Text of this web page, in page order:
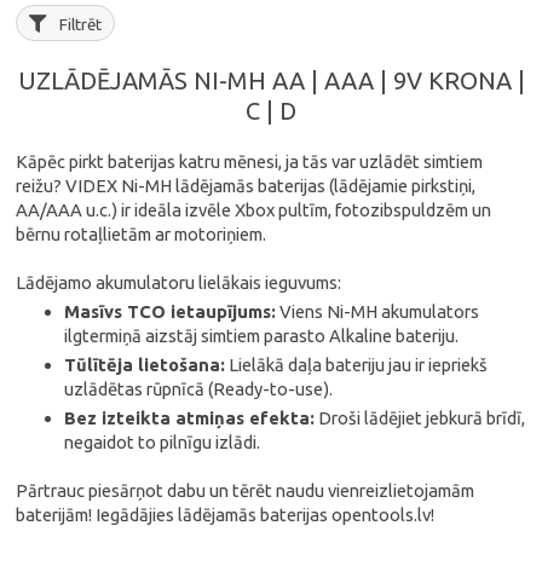
Filtrēt
UZLĀDĒJAMĀS NI-MH AA | AAA | 9V KRONA |
C | D
Kāpēc pirkt baterijas katru mēnesi, ja tās var uzlādēt simtiem
reižu? VIDEX Ni-MH lādējamās baterijas (lādējamie pirkstiņi,
AA/AAA u.c.) ir ideāla izvēle Xbox pultīm, fotozibspuldzēm un
bērnu rotaļlietām ar motoriņiem.
Lādējamo akumulatoru lielākais ieguvums:
Masīvs TCO ietaupījums:Viens Ni-MH akumulators
ilgtermiņā aizstāj simtiem parasto Alkaline bateriju.
Tūlītēja lietošana: Lielākā daļa bateriju jau ir iepriekš
uzlādētas rūpnīcā (Ready-to-use).
Bez izteikta atmiņas efekta: Droši lādējiet jebkurā brīdī,
negaidot to pilnīgu izlādi.
Pārtrauc piesārņot dabu un tērēt naudu vienreizlietojamām
baterijām! Iegādājies lādējamās baterijas opentools.lv!